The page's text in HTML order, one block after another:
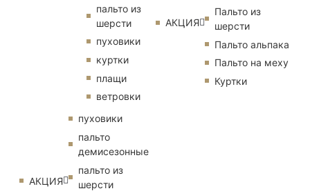
пальто из
шерсти
пуховики
куртки
плащи
ветровки
АКЦИЯ
пуховики
пальто
демисезонные
пальто из
шерсти
АКЦИЯ
Пальто из
шерсти
Пальто альпака
Пальто на меху
Куртки